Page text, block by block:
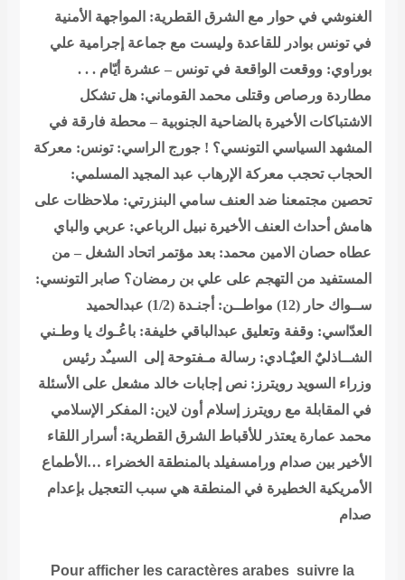
الغنوشي في حوار مع الشرق القطرية: المواجهة الأمنية
في تونس بوادر للقاعدة وليست مع جماعة إجرامية علي
بوراوي: ووقعت الواقعة في تونس – عشرة أيّام . . .
مطاردة ورصاص وقتلى محمد القوماني: هل تشكل
الاشتباكات الأخيرة بالضاحية الجنوبية – محطة فارقة في
المشهد السياسي التونسي؟ ! جورج الراسي: تونس: معركة
الحجاب تحجب معركة الإرهاب عبد المجيد المسلمي:
تحصين مجتمعنا ضد العنف سامي البنزرتي: ملاحظات على
هامش أحداث العنف الأخيرة نبيل الرباعي: عربي والباي
عطاه حصان الامين محمد: بعد مؤتمر اتحاد الشغل – من
المستفيد من التهجم على علي بن رمضان؟ صابر التونسي:
ســواك حار (12)
مواطــن: أجنـدة (1/2)
عبدالحميد
العدّاسي: وقفة وتعليق عبدالباقي خليفة: باعُـوك يا وطـني
الشــاذليٌ العيٌـادي: رسالة مـفتوحة إلى السيـٌد رئيس
وزراء السويد رويترز: نص إجابات خالد مشعل على الأسئلة
في المقابلة مع رويترز
إسلام أون لاين: المفكر الإسلامي
محمد عمارة يعتذر للأقباط الشرق القطرية: أسرار اللقاء
الأخير بين صدام ورامسفيلد بالمنطقة الخضراء …الأطماع
الأمريكية الخطيرة في المنطقة هي سبب التعجيل بإعدام
صدام
Pour afficher les caractères arabes suivre la